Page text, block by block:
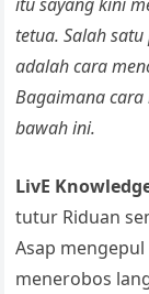
p
p
o
o
k
tetua. Salah
adalah cara
Bagaimana
bawah ini.
LivE
tutur Riduan
Asap
menerobos